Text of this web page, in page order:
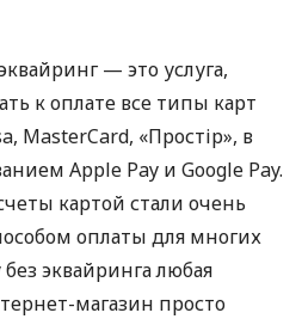
— это услуга,
к оплате все типы карт
MasterCard, «Простір», в
Apple Pay и Google Pay.
картой стали очень
оплаты для многих
эквайринга любая
магазин просто